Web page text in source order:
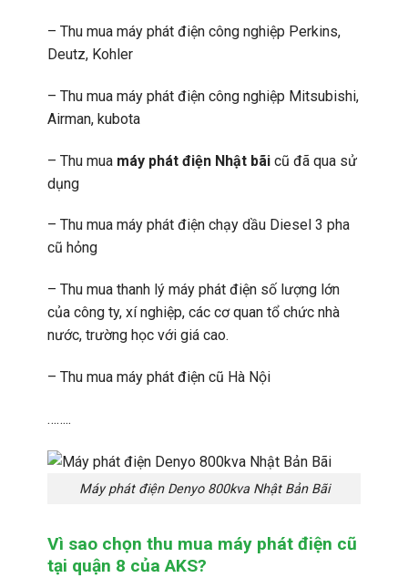
– Thu mua máy phát điện công nghiệp Perkins,
Deutz, Kohler
– Thu mua máy phát điện công nghiệp Mitsubishi,
Airman, kubota
– Thu mua máy phát điện Nhật bãicũ đã qua sử
dụng
– Thu mua máy phát điện chạy dầu Diesel 3 pha
cũ hỏng
– Thu mua thanh lý máy phát điện số lượng lớn
của công ty, xí nghiệp, các cơ quan tổ chức nhà
nước, trường học với giá cao.
– Thu mua máy phát điện cũ Hà Nội
……..
Máy phát điện Denyo 800kva Nhật Bản Bãi
Vì sao chọn thu mua máy phát điện cũ
tại quận 8 của AKS?